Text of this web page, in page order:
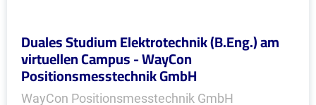
Duales Studium Elektrotechnik (B.Eng.) am
virtuellen Campus - WayCon
Positionsmesstechnik GmbH
WayCon Positionsmesstechnik GmbH